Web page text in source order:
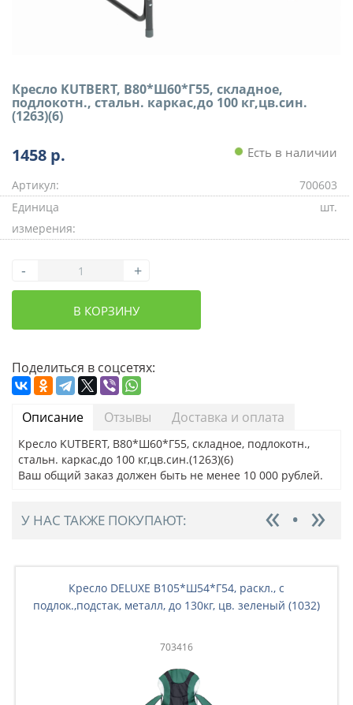
Кресло KUTBERT, В80*Ш60*Г55, складное,
подлокотн., стальн. каркас,до 100 кг,цв.син.
(1263)(6)
1458 р. Есть в наличии
Артикул:
700603
Единица
измерения:
шт.
- +
В КОРЗИНУ
Поделиться в соцсетях:
Описание Отзывы Доставка и оплата
Кресло KUTBERT, В80*Ш60*Г55, складное, подлокотн.,
стальн. каркас,до 100 кг,цв.син.(1263)(6)
Ваш общий заказ должен быть не менее 10 000 рублей.
У НАС ТАКЖЕ ПОКУПАЮТ:
Кресло DELUXE В105*Ш54*Г54, раскл., с
подлок.,подстак, металл, до 130кг, цв. зеленый (1032)
703416